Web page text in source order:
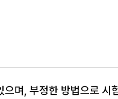
으며, 부정한 방법으로 시